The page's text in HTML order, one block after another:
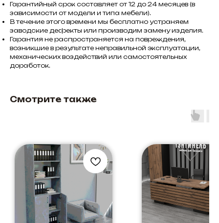
Гарантийный срок составляет от 12 до 24 месяцев (в
зависимости от модели и типа мебели).
В течение этого времени мы бесплатно устраняем
заводские дефекты или производим замену изделия.
Гарантия не распространяется на повреждения,
возникшие в результате неправильной эксплуатации,
механических воздействий или самостоятельных
доработок.
Смотрите также